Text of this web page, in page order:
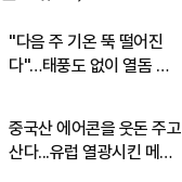
"다음 주 기온 뚝 떨어진
다"…태풍도 없이 열돔 박
중국산 에어콘을 웃돈 주고
산다...유럽 열광시킨 메이